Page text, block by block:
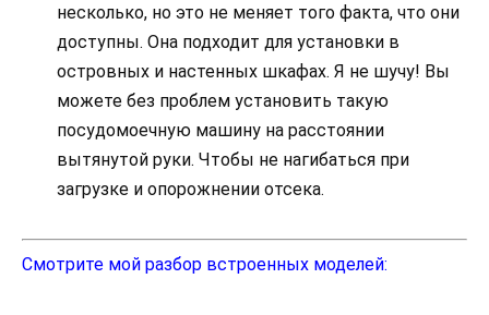
несколько, но это не меняет того факта, что они
доступны. Она подходит для установки в
островных и настенных шкафах. Я не шучу! Вы
можете без проблем установить такую
посудомоечную машину на расстоянии
вытянутой руки. Чтобы не нагибаться при
загрузке и опорожнении отсека.
Смотрите мой разбор встроенных моделей: